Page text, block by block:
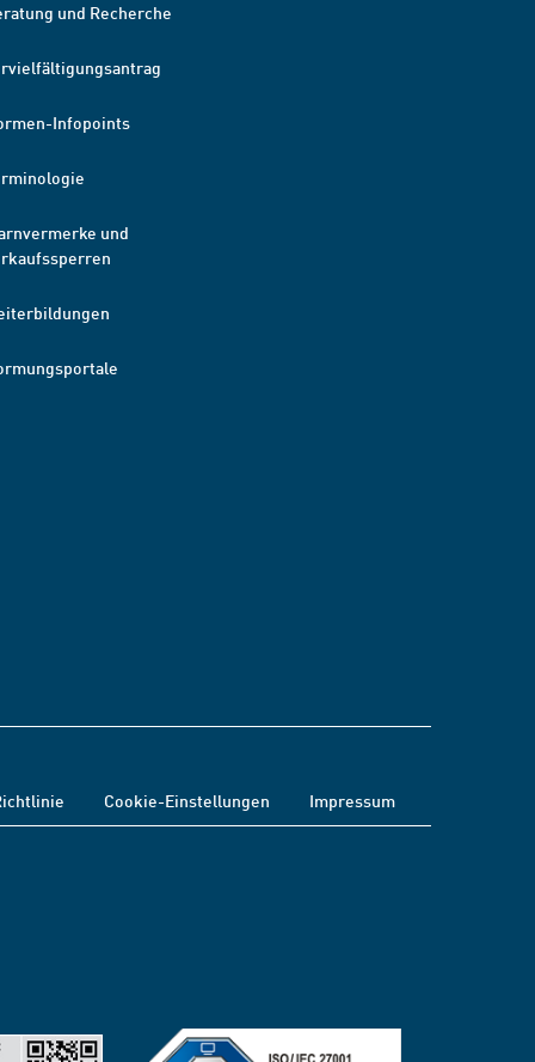
und Recherche
Infopoints
und
Cookie-Einstellungen Impressum